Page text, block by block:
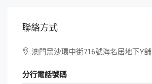
聯絡方式
澳門黑沙環中街716號海名居地下Y舖
分行電話號碼